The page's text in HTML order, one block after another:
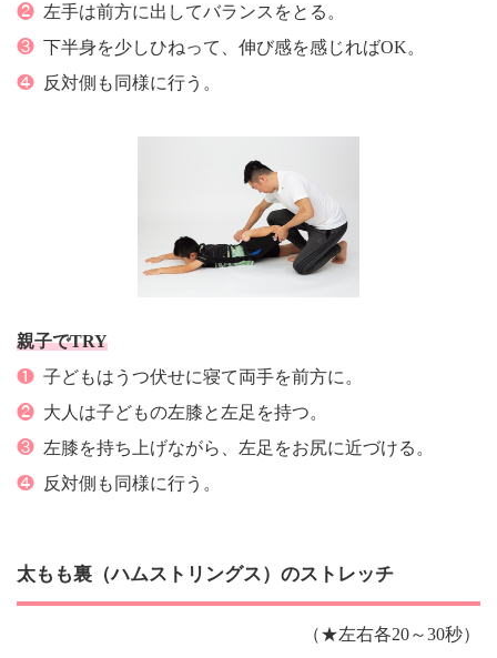
❷ 左手は前方に出してバランスをとる。
❸ 下半身を少しひねって、伸び感を感じればOK。
❹ 反対側も同様に行う。
親子でTRY
❶ 子どもはうつ伏せに寝て両手を前方に。
❷ 大人は子どもの左膝と左足を持つ。
❸ 左膝を持ち上げながら、左足をお尻に近づける。
❹ 反対側も同様に行う。
太もも裏（ハムストリングス）のストレッチ
（★左右各20～30秒）